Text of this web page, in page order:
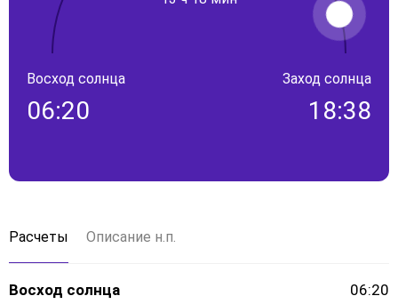
Восход солнца
06:20
Заход солнца
18:38
Расчеты Описание н.п.
Восход солнца
06:20